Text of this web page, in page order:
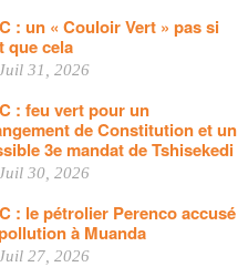
: un « Couloir Vert » pas si
que cela
31, 2026
: feu vert pour un
de Constitution et un
3e mandat de Tshisekedi
30, 2026
: le pétrolier Perenco accusé
à Muanda
27, 2026